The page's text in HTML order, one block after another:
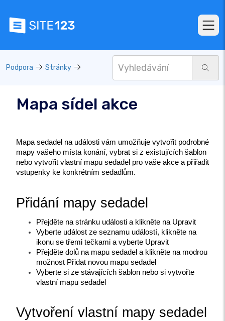
Podpora Stránky
Mapa sídel akce
Mapa sedadel na události vám umožňuje vytvořit podrobné
mapy vašeho místa konání, vybrat si z existujících šablon
nebo vytvořit vlastní mapu sedadel pro vaše akce a přiřadit
vstupenky ke konkrétním sedadlům.
Přidání mapy sedadel
Přejděte na stránku události a klikněte na Upravit
Vyberte událost ze seznamu událostí, klikněte na
ikonu se třemi tečkami a vyberte Upravit
Přejděte dolů na mapu sedadel a klikněte na modrou
možnost Přidat novou mapu sedadel
Vyberte si ze stávajících šablon nebo si vytvořte
vlastní mapu sedadel
Vytvoření vlastní mapy sedadel